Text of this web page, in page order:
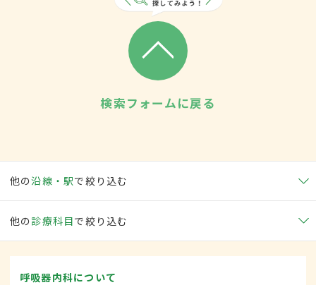
検索フォームに戻る
他の沿線・駅で絞り込む
他の 診療科目で絞り込む
呼吸器内科について